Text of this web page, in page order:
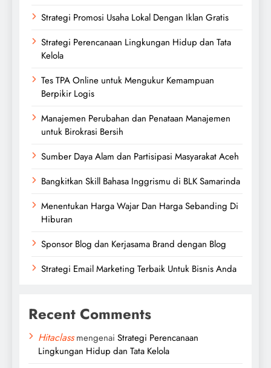
Strategi Promosi Usaha Lokal Dengan Iklan Gratis
Strategi Perencanaan Lingkungan Hidup dan Tata
Kelola
Tes TPA Online untuk Mengukur Kemampuan
Berpikir Logis
Manajemen Perubahan dan Penataan Manajemen
untuk Birokrasi Bersih
Sumber Daya Alam dan Partisipasi Masyarakat Aceh
Bangkitkan Skill Bahasa Inggrismu di BLK Samarinda
Menentukan Harga Wajar Dan Harga Sebanding Di
Hiburan
Sponsor Blog dan Kerjasama Brand dengan Blog
Strategi Email Marketing Terbaik Untuk Bisnis Anda
Recent Comments
Hitaclassmengenai Strategi Perencanaan
Lingkungan Hidup dan Tata Kelola